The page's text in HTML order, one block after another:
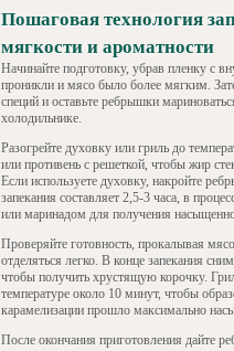
Пошаговая технология
мягкости и ароматности
Начинайте подготовку, убрав пленку с
проникли и мясо было более мягким.
специй и оставьте ребрышки
холодильнике.
Разогрейте духовку или гриль до
или противень с решеткой, чтобы жир
Если используете духовку, накройте
запекания составляет 2,5-3 часа, в
или маринадом для получения
Проверяйте готовность, прокалывая
отделяться легко. В конце запекания
чтобы получить хрустящую корочку.
температуре около 10 минут, чтобы
карамелизации прошло максимально
После окончания приготовления дайте